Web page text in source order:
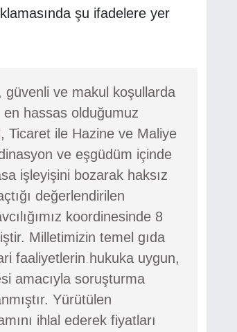
şu ifadelere yer
güvenli ve makul koşullarda
en hassas olduğumuz
Ticaret ile Hazine ve Maliye
ve eşgüdüm içinde
işleyişini bozarak haksız
değerlendirilen
koordinesinde 8
Milletimizin temel gıda
faaliyetlerin hukuka uygun,
amacıyla soruşturma
Yürütülen
ihlal ederek fiyatları